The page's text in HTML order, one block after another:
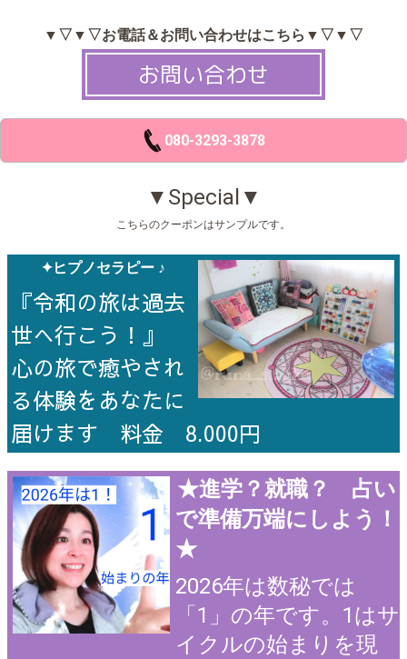
▼▽▼▽お電話＆お問い合わせはこちら▼▽▼▽
お問い合わせ
080-3293-3878
▼Special▼
こちらのクーポンはサンプルです。
✦ヒプノセラピー ♪
『令和の旅は過去
世へ行こう！』
心の旅で癒やされ
る体験をあなたに
届けます 料金 8.000円
★進学？就職？ 占い
で準備万端にしよう！
★
2026年は数秘では
「1」の年です。1はサ
イクルの始まりを現